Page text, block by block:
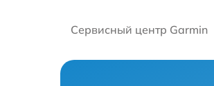
Сервисный центр Garmin